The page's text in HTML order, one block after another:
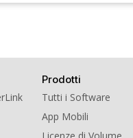
Prodotti
Tutti i Software
App Mobili